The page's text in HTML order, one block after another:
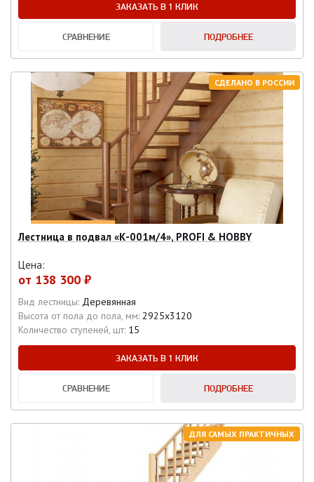
ЗАКАЗАТЬ В 1 КЛИК
СРАВНЕНИЕ ПОДРОБНЕЕ
СДЕЛАНО В РОССИИ
Лестница в подвал «К-001м/4», PROFI & HOBBY
Цена:
от 138 300 ₽
Вид лестницы: Деревянная
Высота от пола до пола, мм: 2925х3120
Количество ступеней, шт: 15
ЗАКАЗАТЬ В 1 КЛИК
СРАВНЕНИЕ ПОДРОБНЕЕ
ДЛЯ САМЫХ ПРАКТИЧНЫХ